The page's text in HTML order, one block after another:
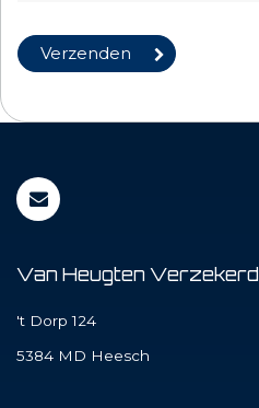
Van Heugten Verzekerd
't Dorp 124
5384 MD Heesch